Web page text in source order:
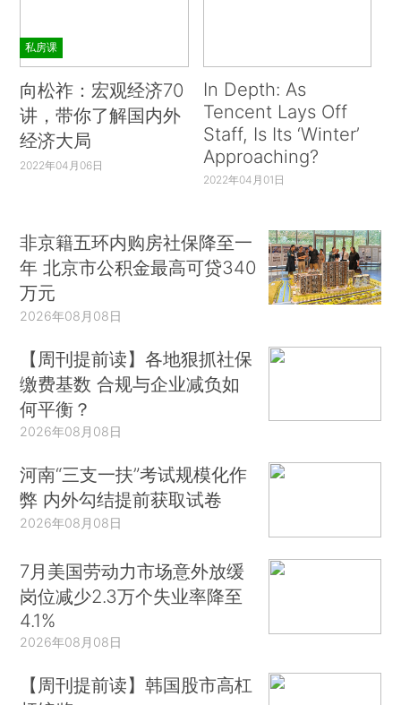
私房课
向松祚：宏观经济70
讲，带你了解国内外
经济大局
2022年04月06日
In Depth: As
Tencent Lays Off
Staff, Is Its ‘Winter’
Approaching?
2022年04月01日
非京籍五环内购房社保降至一
年 北京市公积金最高可贷340
万元
2026年08月08日
【周刊提前读】各地狠抓社保
缴费基数 合规与企业减负如
何平衡？
2026年08月08日
河南“三支一扶”考试规模化作
弊 内外勾结提前获取试卷
2026年08月08日
7月美国劳动力市场意外放缓
岗位减少2.3万个失业率降至
4.1%
2026年08月08日
【周刊提前读】韩国股市高杠